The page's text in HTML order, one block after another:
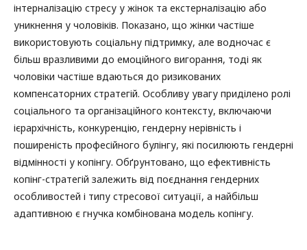
інтерналізацію стресу у жінок та екстерналізацію або
уникнення у чоловіків. Показано, що жінки частіше
використовують соціальну підтримку, але водночас є
більш вразливими до емоційного вигорання, тоді як
чоловіки частіше вдаються до ризикованих
компенсаторних стратегій. Особливу увагу приділено ролі
соціального та організаційного контексту, включаючи
ієрархічність, конкуренцію, гендерну нерівність і
поширеність професійного булінгу, які посилюють гендерні
відмінності у копінгу. Обґрунтовано, що ефективність
копінг-стратегій залежить від поєднання гендерних
особливостей і типу стресової ситуації, а найбільш
адаптивною є гнучка комбінована модель копінгу.